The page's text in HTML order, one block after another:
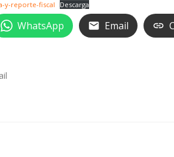
y-reporte-fiscal Descarga
WhatsApp Email